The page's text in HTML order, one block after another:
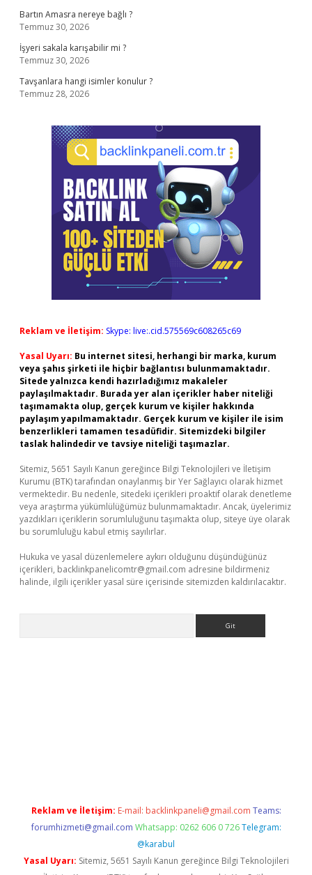
Bartın Amasra nereye bağlı ?
Temmuz 30, 2026
İşyeri sakala karışabilir mi ?
Temmuz 30, 2026
Tavşanlara hangi isimler konulur ?
Temmuz 28, 2026
Reklam ve İletişim: Skype: live:.cid.575569c608265c69
Yasal Uyarı: Bu internet sitesi, herhangi bir marka, kurum
veya şahıs şirketi ile hiçbir bağlantısı bulunmamaktadır.
Sitede yalnızca kendi hazırladığımız makaleler
paylaşılmaktadır. Burada yer alan içerikler haber niteliği
taşımamakta olup, gerçek kurum ve kişiler hakkında
paylaşım yapılmamaktadır. Gerçek kurum ve kişiler ile isim
benzerlikleri tamamen tesadüfidir. Sitemizdeki bilgiler
taslak halindedir ve tavsiye niteliği taşımazlar.
Sitemiz, 5651 Sayılı Kanun gereğince Bilgi Teknolojileri ve İletişim
Kurumu (BTK) tarafından onaylanmış bir Yer Sağlayıcı olarak hizmet
vermektedir. Bu nedenle, sitedeki içerikleri proaktif olarak denetleme
veya araştırma yükümlülüğümüz bulunmamaktadır. Ancak, üyelerimiz
yazdıkları içeriklerin sorumluluğunu taşımakta olup, siteye üye olarak
bu sorumluluğu kabul etmiş sayılırlar.
Hukuka ve yasal düzenlemelere aykırı olduğunu düşündüğünüz
içerikleri, backlinkpanelicomtr@gmail.com adresine bildirmeniz
halinde, ilgili içerikler yasal süre içerisinde sitemizden kaldırılacaktır.
Reklam ve İletişim: E-mail: backlinkpaneli@gmail.com Teams:
forumhizmeti@gmail.com Whatsapp: 0262 606 0 726 Telegram:
@karabul
Yasal Uyarı: Sitemiz, 5651 Sayılı Kanun gereğince Bilgi Teknolojileri